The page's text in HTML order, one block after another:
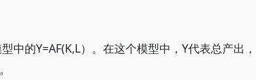
的Y=AF(K,L）。在这个模型中，Y代表总产出，